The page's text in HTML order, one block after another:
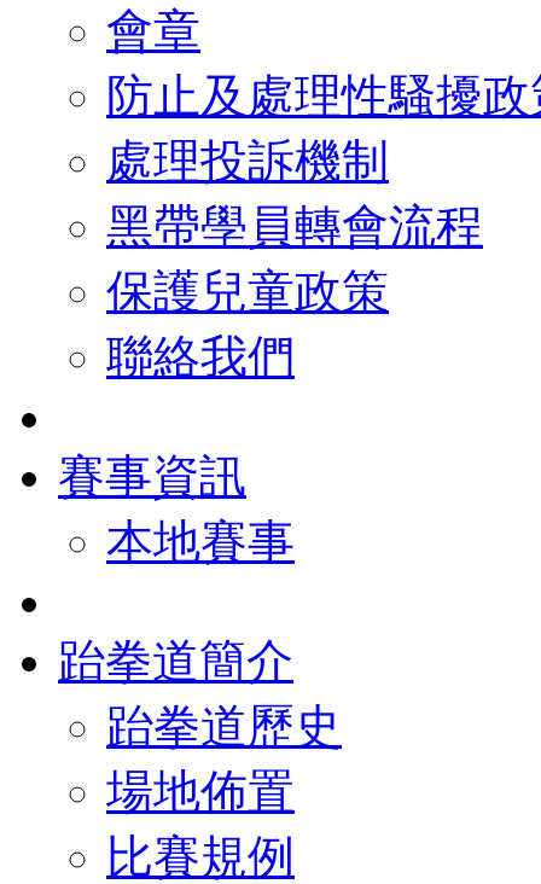
會章
防止及處理性騷擾
處理投訴機制
黑帶學員轉會流程
保護兒童政策
聯絡我們
賽事資訊
本地賽事
跆拳道簡介
跆拳道歷史
場地佈置
比賽規例